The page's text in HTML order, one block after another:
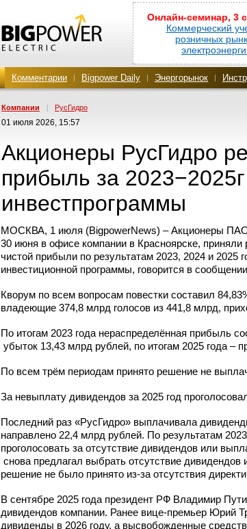
Онлайн-семинар, 3
Коммерческий
розничных
Комментарии Bigpower Daily Энергорынок
Компании | РусГидро
01 июля 2026, 15:57
Акционеры РусГидро
прибыль за
инвестпрограммы
МОСКВА, 1 июля (BigpowerNews) – Акционеры ПАО
30 июня в офисе компании в Красноярске,
чистой прибыли по результатам 2023, 2024 и
инвестиционной программы, говорится в
Кворум по всем вопросам повестки составил
владеющие 374,8 млрд голосов из 441,8 млрд,
По итогам 2023 года нераспределённая прибыль
убыток 13,43 млрд рублей, по итогам 2025 года –
По всем трём периодам принято решение не
За невыплату дивидендов за 2025 год
Последний раз «РусГидро» выплачивала
направлено 22,4 млрд рублей. По результатам
проголосовать за отсутствие дивидендов или
снова предлагал выбрать отсутствие
решение не было принято из-за отсутствия
В сентябре 2025 года президент РФ Владимир
дивидендов компании. Ранее вице-премьер Юрий
дивиденды в 2026 году, а высвобожденные